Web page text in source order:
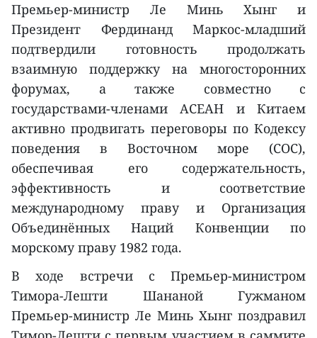
Премьер-министр Ле Минь Хынг и
Президент Фердинанд Маркос-младший
подтвердили готовность продолжать
взаимную поддержку на многосторонних
форумах, а также совместно с
государствами-членами АСЕАН и Китаем
активно продвигать переговоры по Кодексу
поведения в Восточном море (COC),
обеспечивая его содержательность,
эффективность и соответствие
международному праву и Организация
Объединённых Наций Конвенции по
морскому праву 1982 года.
В ходе встречи с Премьер-министром
Тимора-Лешти Шананой Гужманом
Премьер-министр Ле Минь Хынг поздравил